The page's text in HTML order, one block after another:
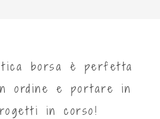
borsa è perfetta
ordine e portare in
in corso!